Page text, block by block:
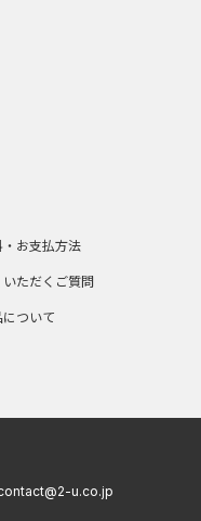
・お支払方法
いただくご質問
について
u.co.jp